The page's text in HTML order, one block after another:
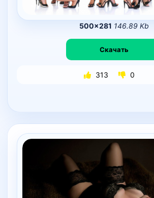
500×281 146.89 Kb
Скачать
313 0